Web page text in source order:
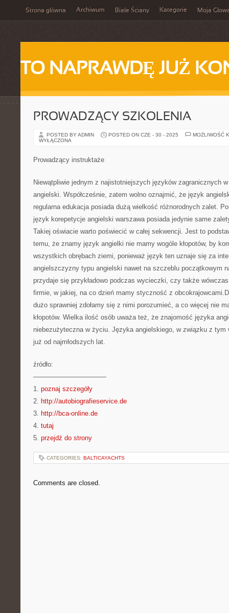
Strona główna Archiwum Białe Ściany Kategorie Moja
TO NAPRAWDĘ JUŻ
PROWADZĄCY SZKOLENIA
POSTED BY ADMIN POSTED ON CZE - 30 - 2025
MOŻLIWOŚĆ
WYŁĄCZONA
Prowadzący instruktaże
Niewątpliwie jednym z najistotniejszych języków zagranicznych
angielski. Współcześnie, zatem wolno oznajmić, że język
regularna edukacja posiada dużą wielkość różnorodnych zalet.
język korepetycje angielski warszawa posiada jedynie same
Takiej oświacie warto poświecić w całej sekwencji. Jest to
temu, że znamy język angielki nie mamy wogóle kłopotów, by
wszystkich obrębach ziemi, ponieważ język ten uznaje się za
angielszczyzny typu angielski nawet na szczeblu początkowym
przydaje się przykładowo podczas wycieczki, czy także
firmie, w jakiej, na co dzień mamy styczność z
dużo sprawniej zdołamy się z nimi porozumieć, a co więcej nie
kłopotów. Wielka ilość osób uważa też, że znajomość języka
niebezużyteczna w życiu. Języka angielskiego, w związku z tym
już od najmłodszych lat.
źródło:
———————————
1. poznaj szczegóły
2. http://autobiografieservice.de
3. http://bca-online.de
4. tutaj
5. przejdź do strony
CATEGORIES: BALTICAYACHTS
Comments are closed.